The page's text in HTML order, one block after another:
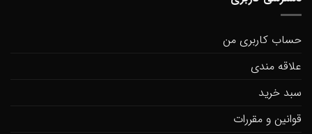
حساب کاربری من
علاقه مندی
سبد خرید
قوانین و مقررات